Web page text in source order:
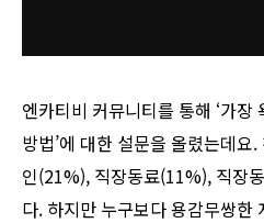
엔카티비 커뮤니티를 통해 ‘가
방법’에 대한 설문을 올렸는데
인(21%), 직장동료(11%), 직장
다. 하지만 누구보다 용감무쌍한